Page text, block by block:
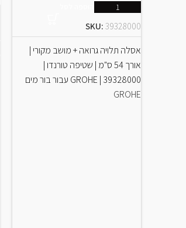
GROHE
SKU: 39328000
אסלה תלויה גרואה + מושב מקורי |
אורך 54 ס"מ | שטיפה טורנדו |
39328000 | GROHE עבור בור מים